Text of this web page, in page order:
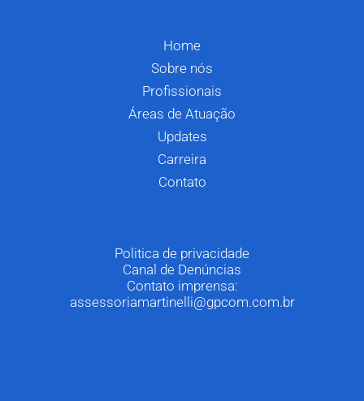
Home
Sobre nós
Profissionais
Áreas de Atuação
Updates
Carreira
Contato
Politica de privacidade
Canal de Denúncias
Contato imprensa:
assessoriamartinelli@gpcom.com.br